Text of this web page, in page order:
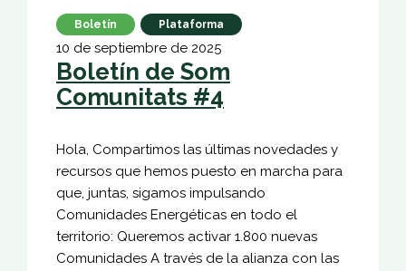
Boletín Plataforma
10 de septiembre de 2025
Boletín de Som
Comunitats #4
Hola, Compartimos las últimas novedades y
recursos que hemos puesto en marcha para
que, juntas, sigamos impulsando
Comunidades Energéticas en todo el
territorio: Queremos activar 1.800 nuevas
Comunidades A través de la alianza con las